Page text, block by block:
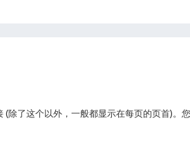
(除了这个以外，一般都显示在每页的页首)。